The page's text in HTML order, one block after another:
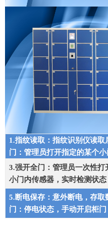
1.指纹读取：指纹识别仪读取
门：管理员打开指定的某个小
3.强开全门：管理员一次性打
小门内传感器，实时检测状态
5.断电保存：意外断电，存取
门：停电状态，手动开启柜门